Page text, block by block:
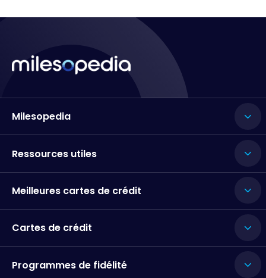
Milesopedia
Ressources utiles
Meilleures cartes de crédit
Cartes de crédit
Programmes de fidélité